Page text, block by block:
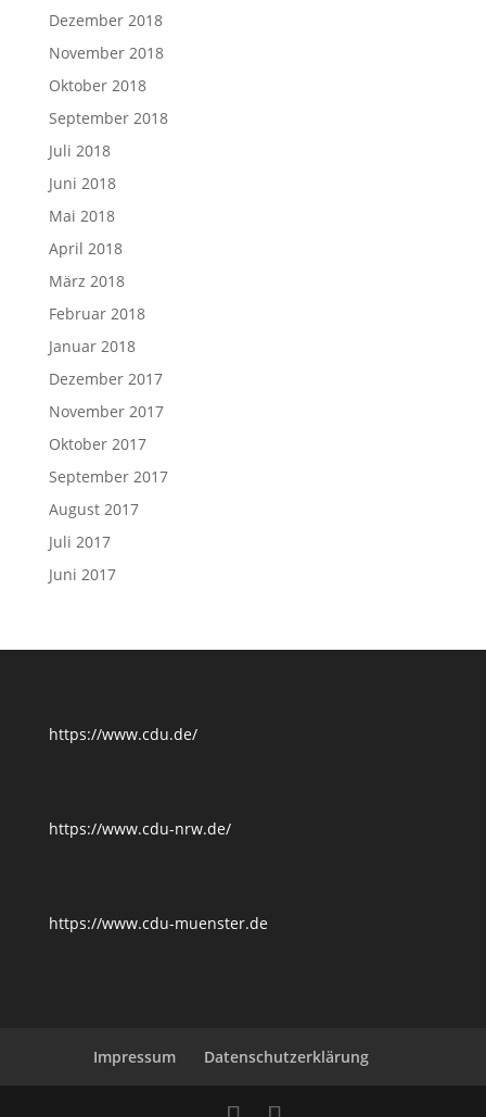
Dezember 2018
November 2018
Oktober 2018
September 2018
Juli 2018
Juni 2018
Mai 2018
April 2018
März 2018
Februar 2018
Januar 2018
Dezember 2017
November 2017
Oktober 2017
September 2017
August 2017
Juli 2017
Juni 2017
https://www.cdu.de/
https://www.cdu-nrw.de/
https://www.cdu-muenster.de
Impressum Datenschutzerklärung